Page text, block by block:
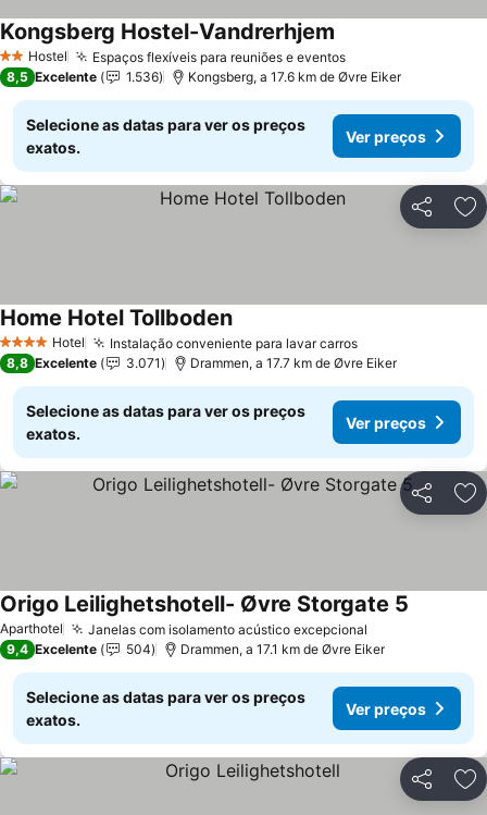
2 Estrelas
Hostel Espaços flexíveis para reuniões e eventos
Kongsberg Hostel-Vandrerhjem
8,5 Excelente 1.536 Kongsberg, a 17.6 km de Øvre Eiker
Selecione as datas para ver os preços
exatos.
Ver preços
Partilhar
4 EstrelasHotel Instalação conveniente para lavar carros
Home Hotel Tollboden
8,8 Excelente 3.071 Drammen, a 17.7 km de Øvre Eiker
Selecione as datas para ver os preços
exatos.
Ver preços
Partilhar
Aparthotel Janelas com isolamento acústico excepcional
Origo Leilighetshotell- Øvre Storgate 5
9,4 Excelente 504 Drammen, a 17.1 km de Øvre Eiker
Selecione as datas para ver os preços
exatos.
Ver preços
Partilhar